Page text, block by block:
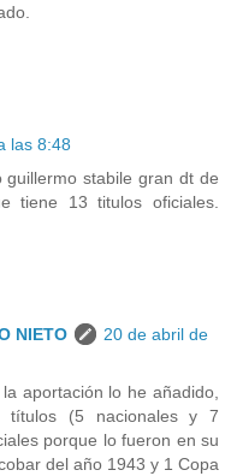
las 8:48
guillermo stabile gran dt de
tiene 13 titulos oficiales.
NIETO
20 de abril de
aportación lo he añadido,
títulos (5 nacionales y 7
porque lo fueron en su
del año 1943 y 1 Copa